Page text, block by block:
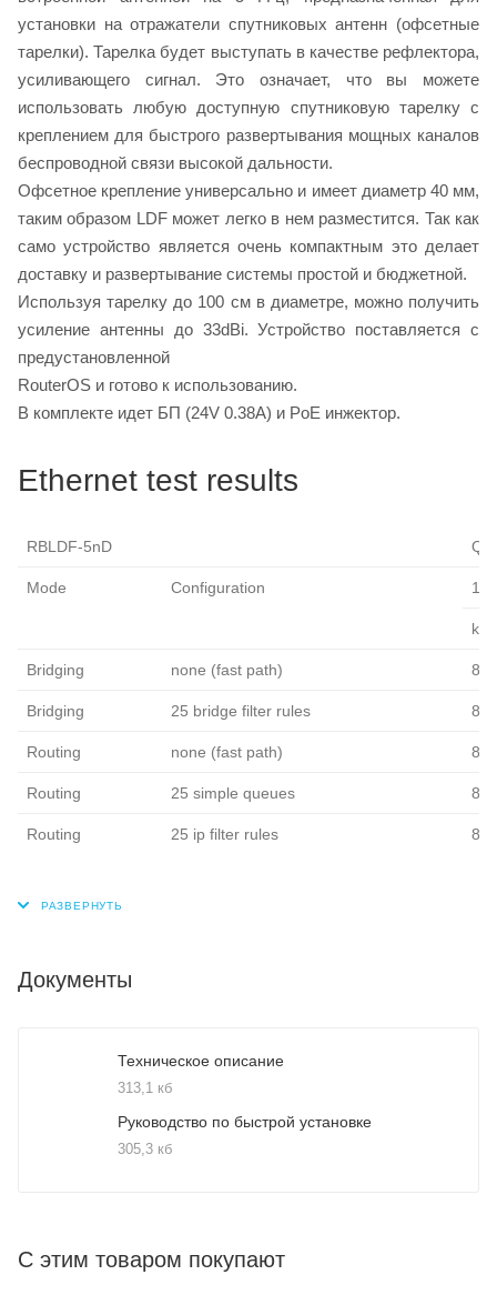
установки на отражатели спутниковых антенн (офсетные
тарелки). Тарелка будет выступать в качестве рефлектора,
усиливающего сигнал. Это означает, что вы можете
использовать любую доступную спутниковую тарелку с
креплением для быстрого развертывания мощных каналов
беспроводной связи высокой дальности.
Офсетное крепление универсально и имеет диаметр 40 мм,
таким образом LDF может легко в нем разместится. Так как
само устройство является очень компактным это делает
доставку и развертывание системы простой и бюджетной.
Используя тарелку до 100 см в диаметре, можно получить
усиление антенны до 33dBi. Устройство поставляется с
предустановленной
RouterOS и готово к использованию.
В комплекте идет БП (24V 0.38A) и PoE инжектор.
Ethernet test results
RBLDF-5nD
Mode Configuration
Bridging none (fast path) 8.1
Bridging 25 bridge filter rules 8.1
Routing none (fast path) 8.1
Routing 25 simple queues 8.1
Routing 25 ip filter rules 8.1
Документы
Техническое описание
313,1 кб
Руководство по быстрой установке
305,3 кб
С этим товаром покупают